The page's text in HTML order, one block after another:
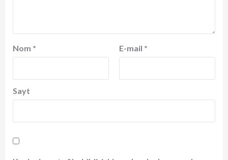
Nom * E-mail *
Sayt